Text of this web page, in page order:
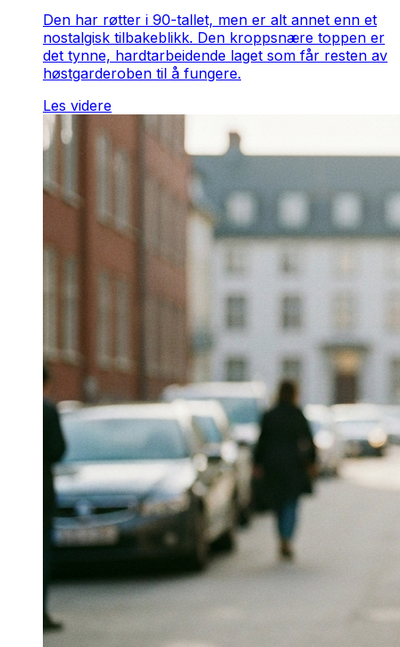
Den har røtter i 90-tallet, men er alt annet enn et
nostalgisk tilbakeblikk. Den kroppsnære toppen er
det tynne, hardtarbeidende laget som får resten av
høstgarderoben til å fungere.
Les videre